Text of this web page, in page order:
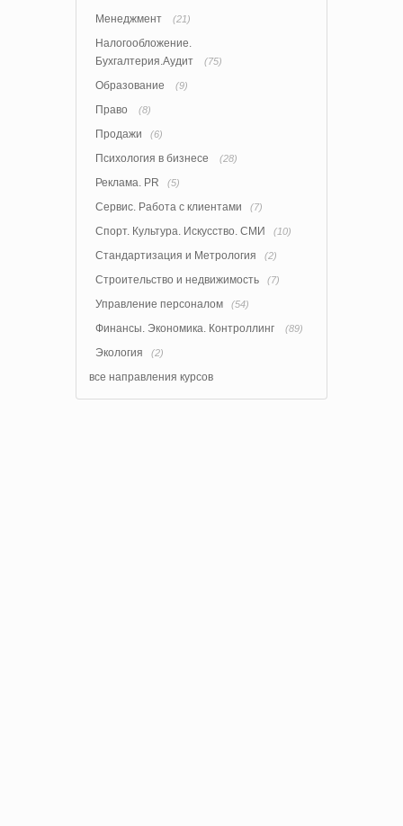
Менеджмент (21)
Налогообложение.
Бухгалтерия.Аудит
(75)
Образование (9)
Право (8)
Продажи (6)
Психология в бизнесе (28)
Реклама. PR (5)
Сервис. Работа с клиентами (7)
Спорт. Культура. Искусство. СМИ (10)
Стандартизация и Метрология (2)
Строительство и недвижимость (7)
Управление персоналом (54)
Финансы. Экономика. Контроллинг (89)
Экология (2)
все направления курсов